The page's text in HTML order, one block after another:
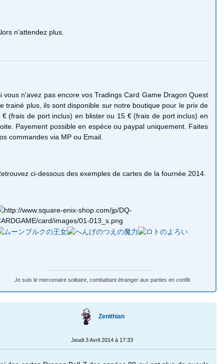
n'attendez plus.
vous n'avez pas encore vos Tradings Card Game Dragon Quest
trainé plus, ils sont disponible sur notre boutique pour le prix de
€ (frais de port inclus) en blister ou 15 € (frais de port inclus) en
Payement possible en espèce ou paypal uniquement. Faites
commandes via MP ou Email.
ci-dessous des exemples de cartes de la fournée 2014.
Je suis le mercenaire solitaire, combattant étranger aux parties en conflit
Zenithian
Jeudi 3 Avril 2014 à 17:33